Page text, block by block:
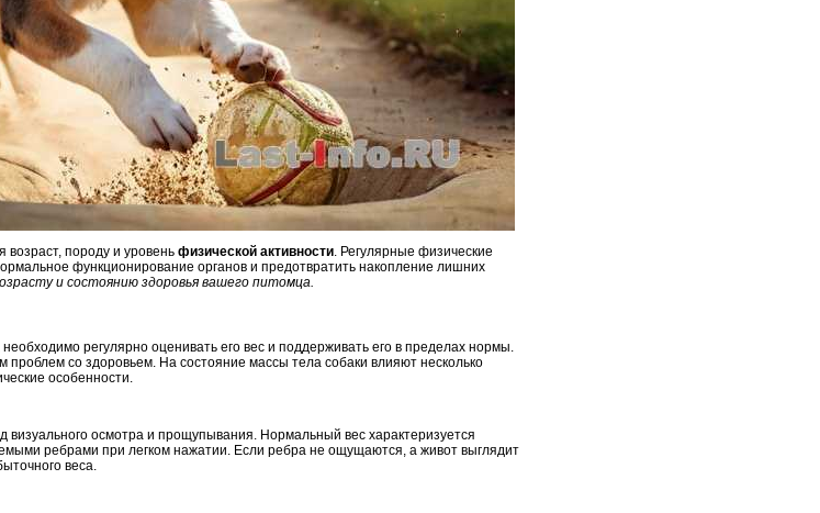
возраст, породу и уровень физической активности. Регулярные физические
функционирование органов и предотвратить накопление лишних
и состоянию здоровья вашего питомца.
регулярно оценивать его вес и поддерживать его в пределах нормы.
проблем со здоровьем. На состояние массы тела собаки влияют несколько
особенности.
осмотра и прощупывания. Нормальный вес характеризуется
ребрами при легком нажатии. Если ребра не ощущаются, а живот выглядит
веса.